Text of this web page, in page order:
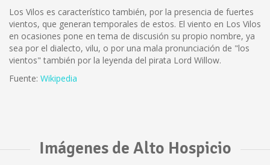
Los Vilos es característico también, por la presencia de fuertes
vientos, que generan temporales de estos. El viento en Los Vilos
en ocasiones pone en tema de discusión su propio nombre, ya
sea por el dialecto, vilu, o por una mala pronunciación de "los
vientos" también por la leyenda del pirata Lord Willow.
Fuente: Wikipedia
Imágenes de Alto Hospicio